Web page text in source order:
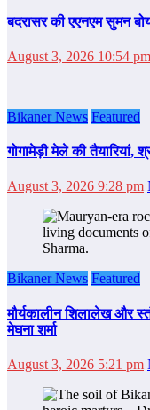
बदरासर की एएनएम सुमन
August 3, 2026 10:54 pm
Bikaner News Featured
गोगामेड़ी मेले की तैयारियां,
August 3, 2026 9:28 pm
Bikaner News Featured
मौर्यकालीन शिलालेख और
मेघना शर्मा
August 3, 2026 5:21 pm